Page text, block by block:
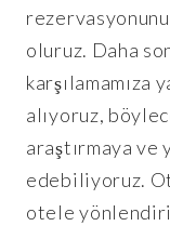
oluruz. Daha
karşılamamıza
alıyoruz,
araştırmaya ve
edebiliyoruz.
otele